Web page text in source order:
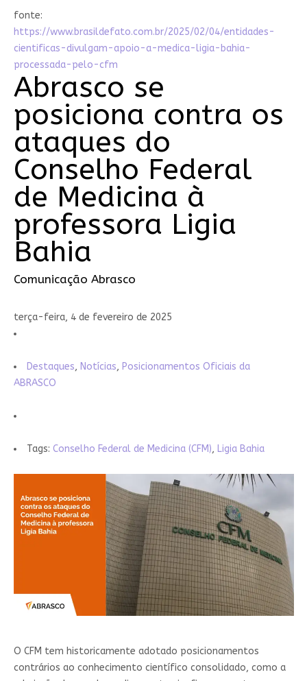
fonte:
https://www.brasildefato.com.br/2025/02/04/entidades-
cientificas-divulgam-apoio-a-medica-ligia-bahia-
processada-pelo-cfm
Abrasco se
posiciona contra os
ataques do
Conselho Federal
de Medicina à
professora Ligia
Bahia
Comunicação Abrasco
terça-feira, 4 de fevereiro de 2025
Destaques, Notícias, Posicionamentos Oficiais da
ABRASCO
Tags: Conselho Federal de Medicina (CFM), Ligia Bahia
O CFM tem historicamente adotado posicionamentos
contrários ao conhecimento científico consolidado, como a